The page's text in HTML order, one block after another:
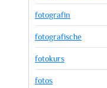
fotografin
fotografische
fotokurs
fotos